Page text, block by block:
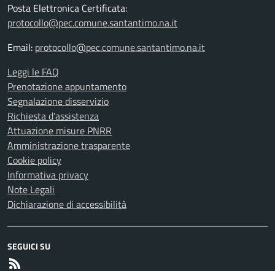
Posta Elettronica Certificata:
protocollo@pec.comune.santantimo.na.it
Email: protocollo@pec.comune.santantimo.na.it
Leggi le FAQ
Prenotazione appuntamento
Segnalazione disservizio
Richiesta d'assistenza
Attuazione misure PNRR
Amministrazione trasparente
Cookie policy
Informativa privacy
Note Legali
Dichiarazione di accessibilità
SEGUICI SU